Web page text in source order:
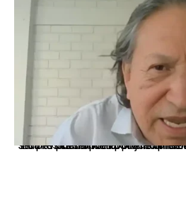
La presidenta Keiko Fujimori informó que la solicitud de indulto presentada por el expresidente Alejandro Toledo será evaluada